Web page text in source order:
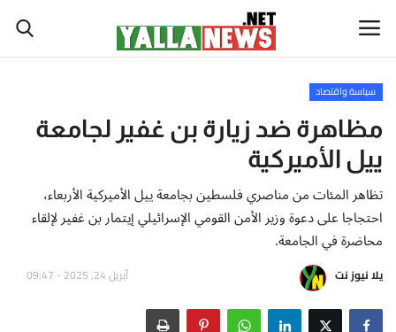
أخبار العالم
أخبار الوطن العربي
سياسة واقتصاد
سياسة واقتصاد
مظاهرة ضد زيارة بن غفير لجامعة
ييل الأميركية
تظاهر المئات من مناصري فلسطين بجامعة ييل الأميركية الأربعاء،
احتجاجا على دعوة وزير الأمن القومي الإسرائيلي إيتمار بن غفير لإلقاء
محاضرة في الجامعة.
يلا نيوز نت أبريل 24, 2025 - 09:47